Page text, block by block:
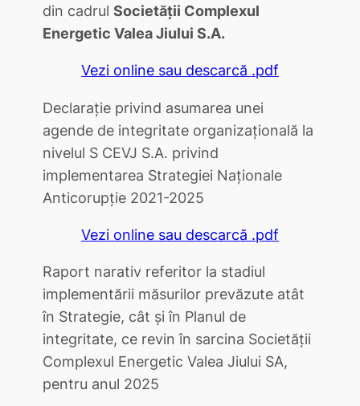
din cadrul Societăţii Complexul
Energetic Valea Jiului S.A.
Vezi online sau descarcă .pdf
Declaraţie privind asumarea unei
agende de integritate organizaţională la
nivelul S CEVJ S.A. privind
implementarea Strategiei Naţionale
Anticorupţie 2021-2025
Vezi online sau descarcă .pdf
Raport narativ referitor la stadiul
implementării măsurilor prevăzute atât
în Strategie, cât și în Planul de
integritate, ce revin în sarcina Societății
Complexul Energetic Valea Jiului SA,
pentru anul 2025